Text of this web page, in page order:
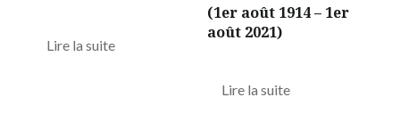
Lire la suite
(1er août 1914 – 1er
août 2021)
Lire la suite